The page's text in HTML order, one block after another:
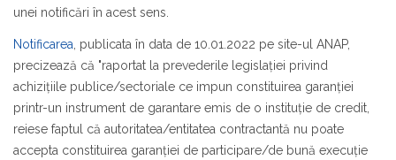
unei notificări în acest sens.
Notificarea , publicata în data de 10.01.2022 pe site-ul ANAP,
precizează că "raportat la prevederile legislației privind
achizițiile publice/sectoriale ce impun constituirea garanției
printr-un instrument de garantare emis de o instituţie de credit,
reiese faptul că autoritatea/entitatea contractantă nu poate
accepta constituirea garanției de participare/de bună execuție